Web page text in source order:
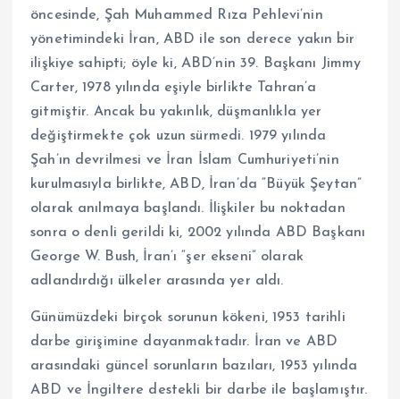
öncesinde, Şah Muhammed Rıza Pehlevi’nin
yönetimindeki İran, ABD ile son derece yakın bir
ilişkiye sahipti; öyle ki, ABD’nin 39. Başkanı Jimmy
Carter, 1978 yılında eşiyle birlikte Tahran’a
gitmiştir. Ancak bu yakınlık, düşmanlıkla yer
değiştirmekte çok uzun sürmedi. 1979 yılında
Şah’ın devrilmesi ve İran İslam Cumhuriyeti’nin
kurulmasıyla birlikte, ABD, İran’da “Büyük Şeytan”
olarak anılmaya başlandı. İlişkiler bu noktadan
sonra o denli gerildi ki, 2002 yılında ABD Başkanı
George W. Bush, İran’ı “şer ekseni” olarak
adlandırdığı ülkeler arasında yer aldı.
Günümüzdeki birçok sorunun kökeni, 1953 tarihli
darbe girişimine dayanmaktadır. İran ve ABD
arasındaki güncel sorunların bazıları, 1953 yılında
ABD ve İngiltere destekli bir darbe ile başlamıştır.